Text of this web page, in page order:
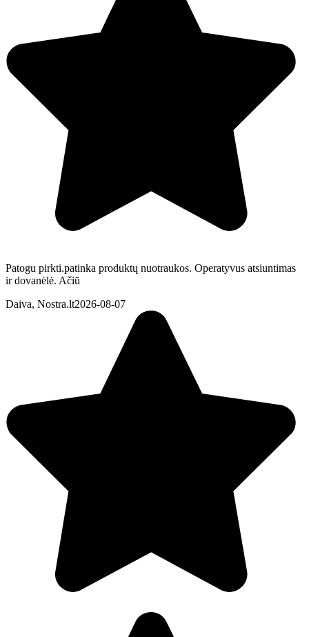
Patogu pirkti.patinka produktų nuotraukos. Operatyvus atsiuntimas
ir dovanėlė. Ačiū
Daiva, Nostra.lt2026-08-07